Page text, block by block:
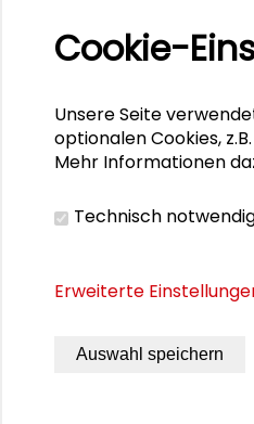
Das
Die
für
Cookie-
Unsere Seite
optionalen Cookies,
Mehr Informationen
Technisch
Erweiterte
Auswahl speichern